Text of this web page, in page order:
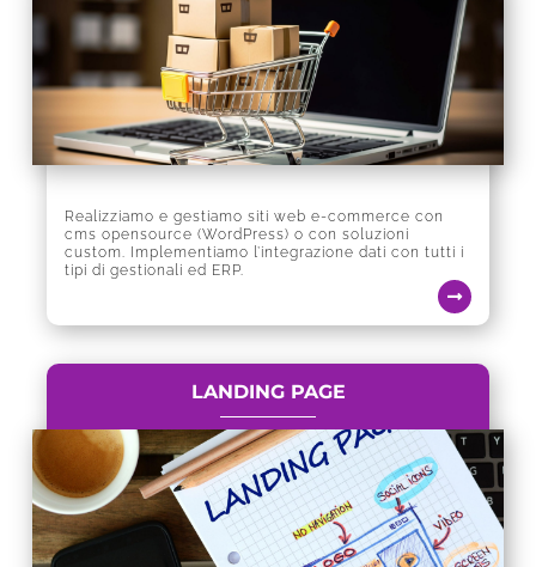
Realizziamo e gestiamo siti web e-commerce con
cms opensource (WordPress) o con soluzioni
custom. Implementiamo l’integrazione dati con tutti i
tipi di gestionali ed ERP.
LANDING PAGE